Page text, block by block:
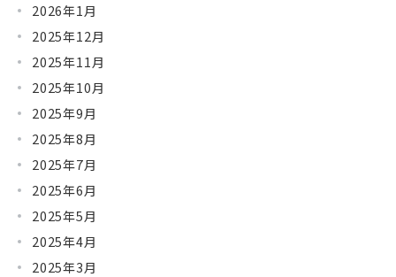
2026年1月
2025年12月
2025年11月
2025年10月
2025年9月
2025年8月
2025年7月
2025年6月
2025年5月
2025年4月
2025年3月